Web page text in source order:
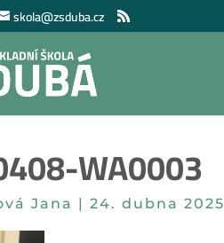
skola@zsduba.cz
WA0003
Jana | 24. dubna 2025